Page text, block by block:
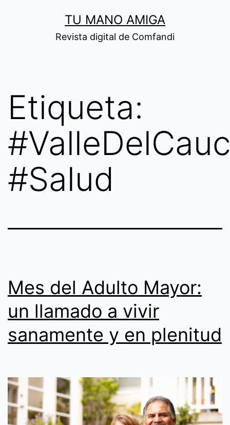
TU MANO AMIGA
Revista digital de Comfandi
Etiqueta:
#Salud
Mes del Adulto Mayor:
un llamado a vivir
sanamente y en plenitud